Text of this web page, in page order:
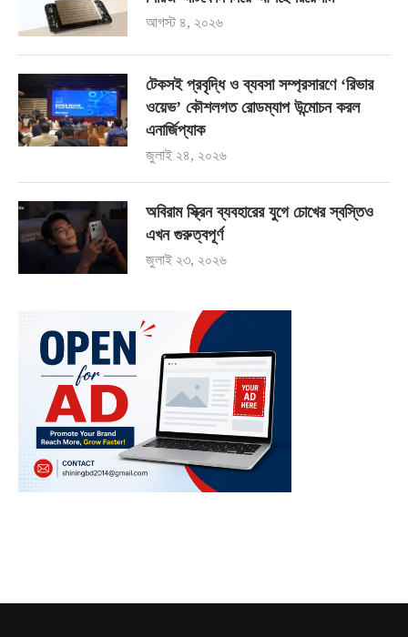
আগস্ট ৪, ২০২৬
টেকসই প্রবৃদ্ধি ও ব্যবসা সম্প্রসারণে ‘রিভার
ওয়েভ’ কৌশলগত রোডম্যাপ উন্মোচন করল
এনার্জিপ্যাক
জুলাই ২৪, ২০২৬
অবিরাম স্ক্রিন ব্যবহারের যুগে চোখের স্বস্তিও
এখন গুরুত্বপূর্ণ
জুলাই ২৩, ২০২৬